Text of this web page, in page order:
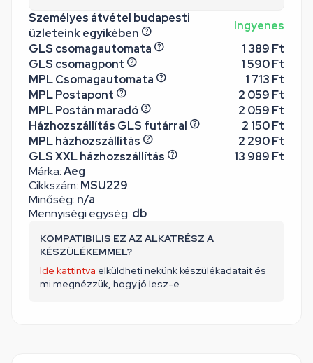
Márka:Aeg
Cikkszám: MSU229
Minőség: n/a
Mennyiségi egység: db
Személyes átvétel budapesti
üzleteink egyikében
Ingyenes
GLS csomagautomata
1 389 Ft
GLS csomagpont
1 590 Ft
MPL Csomagautomata
1 713 Ft
MPL Postapont
2 059 Ft
MPL Postán maradó
2 059 Ft
Házhozszállítás GLS futárral
2 150 Ft
MPL házhozszállítás
2 290 Ft
GLS XXL házhozszállítás
13 989 Ft
KOMPATIBILIS EZ AZ ALKATRÉSZ A
KÉSZÜLÉKEMMEL?
Ide kattintva elküldheti nekünk készülékadatait és
mi megnézzük, hogy jó lesz-e.